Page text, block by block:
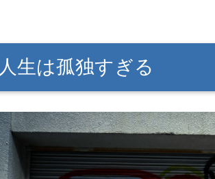
人生は孤独すぎる